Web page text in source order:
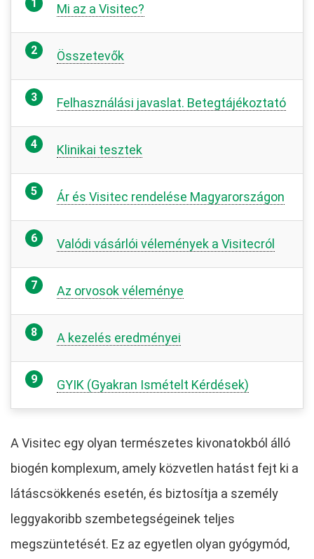
Mi az a Visitec?
Összetevők
Felhasználási javaslat. Betegtájékoztató
Klinikai tesztek
Ár és Visitec rendelése Magyarországon
Valódi vásárlói vélemények a Visitecról
Az orvosok véleménye
A kezelés eredményei
GYIK (Gyakran Ismételt Kérdések)
A Visitec egy olyan természetes kivonatokból álló
biogén komplexum, amely közvetlen hatást fejt ki a
látáscsökkenés esetén, és biztosítja a személy
leggyakoribb szembetegségeinek teljes
megszüntetését. Ez az egyetlen olyan gyógymód,